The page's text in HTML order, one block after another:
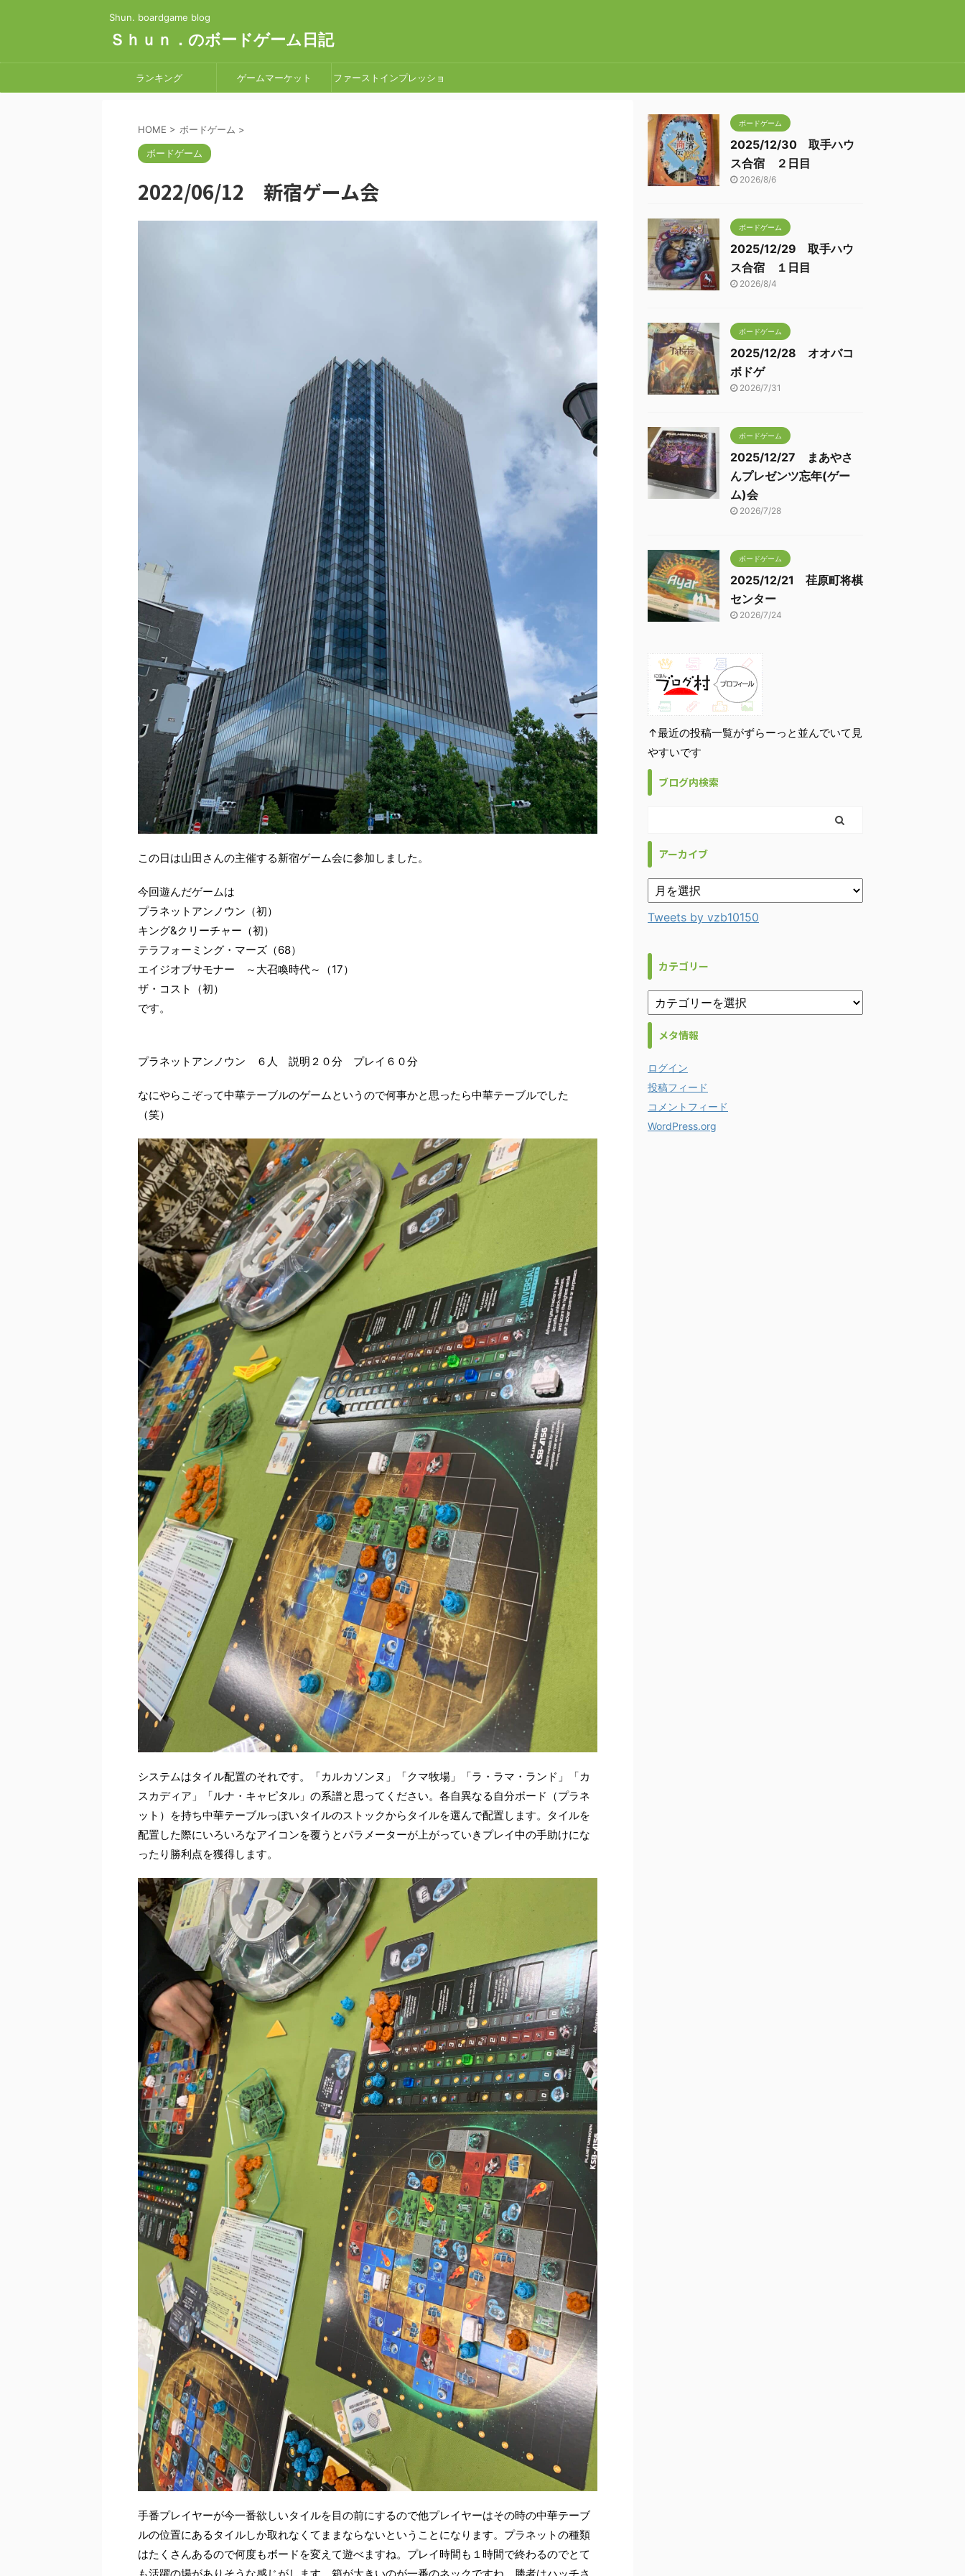
Shun. boardgame blog
Ｓｈｕｎ．のボードゲーム日記
ランキング ゲームマーケット ファーストインプレッショ
HOME > ボードゲーム >
ボードゲーム
2022/06/12 新宿ゲーム会
この日は山田さんの主催する新宿ゲーム会に参加しました。
今回遊んだゲームは
プラネットアンノウン（初）
キング&クリーチャー（初）
テラフォーミング・マーズ（68）
エイジオブサモナー ～大召喚時代～（17）
ザ・コスト（初）
です。
プラネットアンノウン ６人 説明２０分 プレイ６０分
なにやらこぞって中華テーブルのゲームというので何事かと思ったら中華テーブルでした
（笑）
システムはタイル配置のそれです。「カルカソンヌ」「クマ牧場」「ラ・ラマ・ランド」「カ
スカディア」「ルナ・キャピタル」の系譜と思ってください。各自異なる自分ボード（プラネ
ット）を持ち中華テーブルっぽいタイルのストックからタイルを選んで配置します。タイルを
配置した際にいろいろなアイコンを覆うとパラメーターが上がっていきプレイ中の手助けにな
ったり勝利点を獲得します。
手番プレイヤーが今一番欲しいタイルを目の前にするので他プレイヤーはその時の中華テーブ
ルの位置にあるタイルしか取れなくてままならないということになります。プラネットの種類
はたくさんあるので何度もボードを変えて遊べますね。プレイ時間も１時間で終わるのでとて
ボードゲーム
2025/12/30 取手ハウ
ス合宿 ２日目
2026/8/6
ボードゲーム
2025/12/29 取手ハウ
ス合宿 １日目
2026/8/4
ボードゲーム
2025/12/28 オオバコ
ボドゲ
2026/7/31
ボードゲーム
2025/12/27 まあやさ
んプレゼンツ忘年(ゲー
ム)会
2026/7/28
ボードゲーム
2025/12/21 荏原町将棋
センター
2026/7/24
↑最近の投稿一覧がずらーっと並んでいて見
やすいです
ブログ内検索
アーカイブ
Tweets by vzb10150
カテゴリー
メタ情報
ログイン
投稿フィード
コメントフィード
WordPress.org